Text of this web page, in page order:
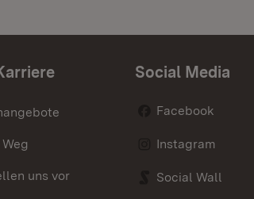
uns vor
Social Media
Facebook
Instagram
Social Wall